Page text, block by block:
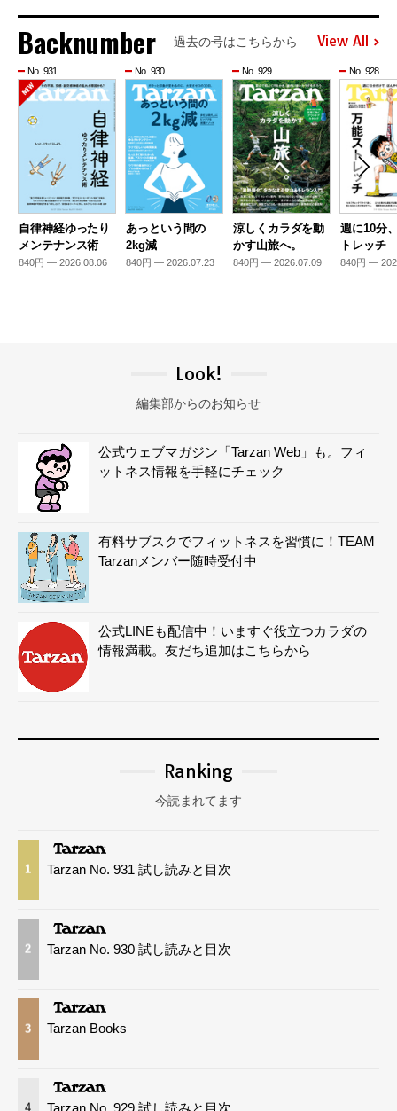
Backnumber 過去の号はこちらから View All
No. 931
自律神経ゆったり
メンテナンス術
840円 — 2026.08.06
No. 930
あっという間の
2kg減
840円 — 2026.07.23
No. 929
涼しくカラダを動
かす山旅へ。
840円 — 2026.07.09
No. 928
週に10分
トレッチ
840円 —
Look!
編集部からのお知らせ
公式ウェブマガジン「Tarzan Web」も。フィ
ットネス情報を手軽にチェック
有料サブスクでフィットネスを習慣に！TEAM
Tarzanメンバー随時受付中
公式LINEも配信中！いますぐ役立つカラダの
情報満載。友だち追加はこちらから
Ranking
今読まれてます
1 Tarzan No. 931 試し読みと目次
2 Tarzan No. 930 試し読みと目次
3 Tarzan Books
4 Tarzan No. 929 試し読みと目次